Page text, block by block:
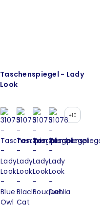
Taschenspiegel - Lady
Look
+10